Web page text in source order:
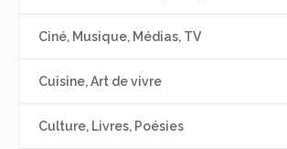
Ciné, Musique, Médias, TV
Cuisine, Art de vivre
Culture, Livres, Poésies